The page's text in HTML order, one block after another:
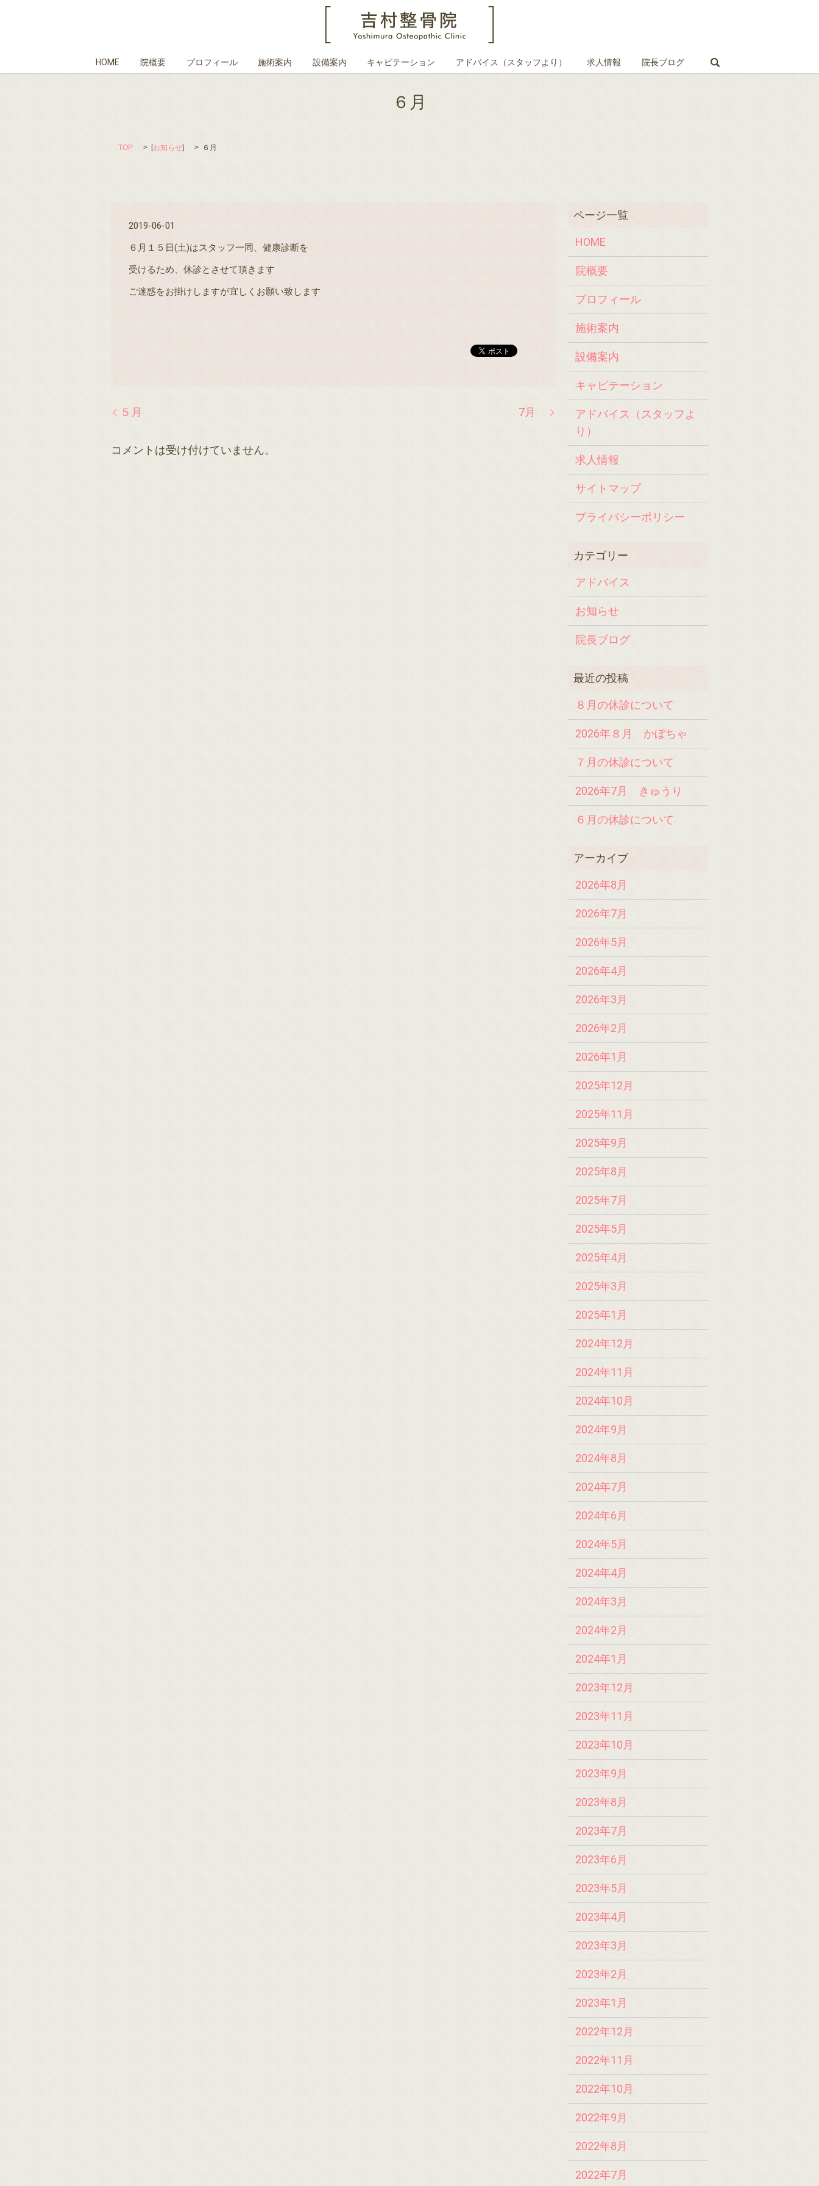
HOME 院概要 プロフィール 施術案内 設備案内 キャビテーション アドバイス（スタッフより） 求人情報 院長ブログ
６月
TOP [お知らせ] ６月
2019-06-01
６月１５日(土)はスタッフ一同、健康診断を
受けるため、休診とさせて頂きます
ご迷惑をお掛けしますが宜しくお願い致します
５月 7月
コメントは受け付けていません。
HOME
院概要
プロフィール
施術案内
設備案内
キャビテーション
アドバイス（スタッフよ
り）
求人情報
サイトマップ
プライバシーポリシー
アドバイス
お知らせ
院長ブログ
８月の休診について
2026年８月 かぼちゃ
７月の休診について
2026年7月 きゅうり
６月の休診について
2026年8月
2026年7月
2026年5月
2026年4月
2026年3月
2026年2月
2026年1月
2025年12月
2025年11月
2025年9月
2025年8月
2025年7月
2025年5月
2025年4月
2025年3月
2025年1月
2024年12月
2024年11月
2024年10月
2024年9月
2024年8月
2024年7月
2024年6月
2024年5月
2024年4月
2024年3月
2024年2月
2024年1月
2023年12月
2023年11月
2023年10月
2023年9月
2023年8月
2023年7月
2023年6月
2023年5月
2023年4月
2023年3月
2023年2月
2023年1月
2022年12月
2022年11月
2022年10月
2022年9月
2022年8月
2022年7月